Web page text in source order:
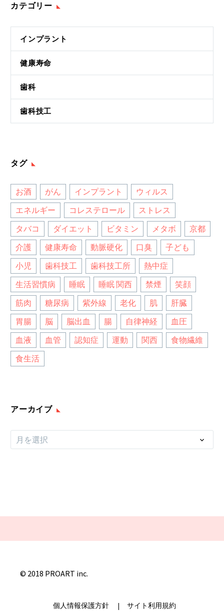
カテゴリー
インプラント
健康寿命
歯科
歯科技工
タグ
お酒 がん インプラント
ウィルス
エネルギー
コレステロール
ストレス
タバコ
ダイエット ビタミン メタボ
京都
介護
健康寿命 動脈硬化 口臭
子ども
小児
歯科技工 歯科技工所
熱中症
生活習慣病
睡眠 睡眠 関西 禁煙
笑顔
筋肉
糖尿病 紫外線 老化 肌
肝臓
胃腸
脳 脳出血 腸 自律神経
血圧
血液
血管 認知症 運動 関西
食物繊維
食生活
アーカイブ
ー
月を選択
© 2018 PROART inc.
個人情報保護方針 | サイト利用規約